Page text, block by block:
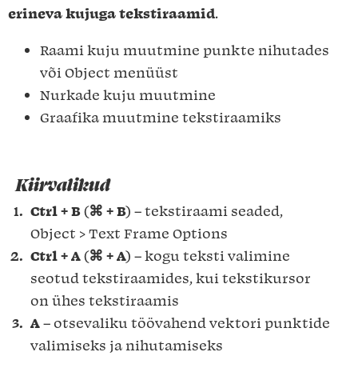
erineva kujuga tekstiraamid.
Raami kuju muutmine punkte nihutades
või Object menüüst
Nurkade kuju muutmine
Graafika muutmine tekstiraamiks
Kiirvalikud
Ctrl + B(⌘ + B) – tekstiraami seaded,
Object > Text Frame Options
Ctrl + A(⌘ + A) – kogu teksti valimine
seotud tekstiraamides, kui tekstikursor
on ühes tekstiraamis
A– otsevaliku töövahend vektori punktide
valimiseks ja nihutamiseks